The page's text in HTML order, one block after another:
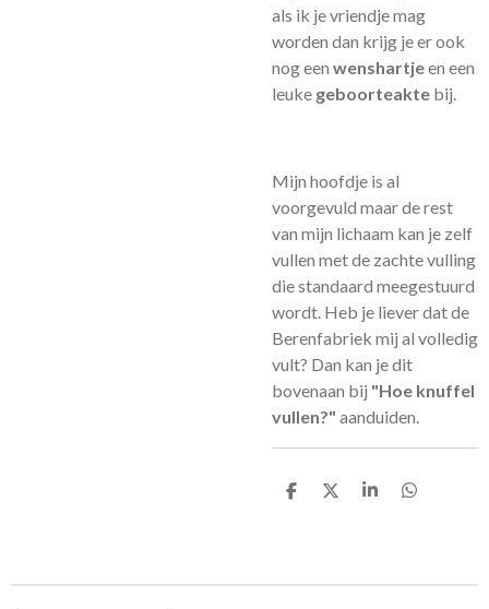
als ik je vriendje mag
worden dan krijg je er ook
nog een wenshartjeen een
leuke geboorteakte bij.
Mijn hoofdje is al
voorgevuld maar de rest
van mijn lichaam kan je zelf
vullen met de zachte vulling
die standaard meegestuurd
wordt. Heb je liever dat de
Berenfabriek mij al volledig
vult? Dan kan je dit
bovenaan bij "Hoe knuffel
vullen?" aanduiden.
D
D
S
D